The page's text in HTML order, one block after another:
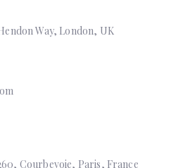
Way, London, UK
Courbevoie, Paris, France